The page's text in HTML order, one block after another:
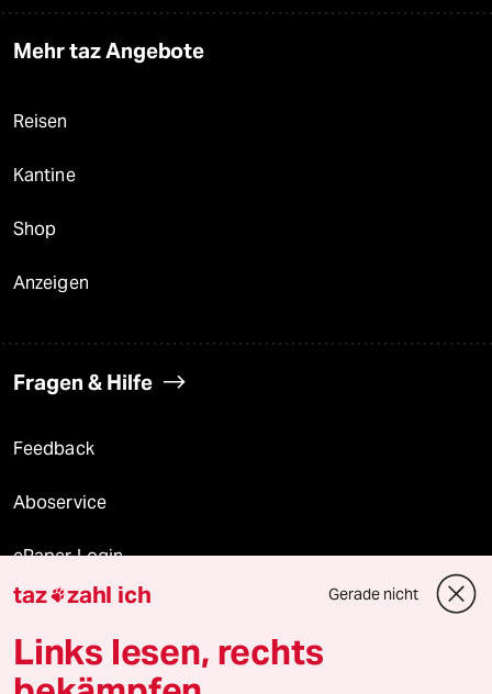
Mehr taz Angebote
Reisen
Kantine
Shop
Anzeigen
Fragen & Hilfe
Feedback
Aboservice
ePaper Login
Downloads für Abonnierende
taz zahl ich Gerade nicht
Links lesen, rechts